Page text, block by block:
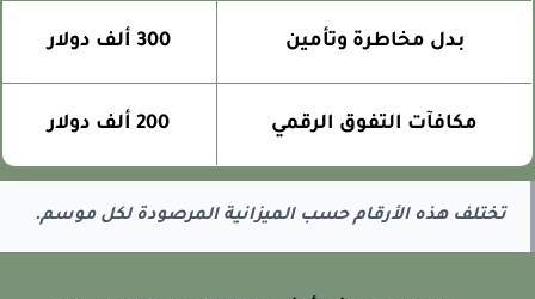
بدل مخاطرة وتأمين 300 ألف دولار
مكافآت التفوق الرقمي 200 ألف دولار
تختلف هذه الأرقام حسب الميزانية المرصودة لكل موسم.